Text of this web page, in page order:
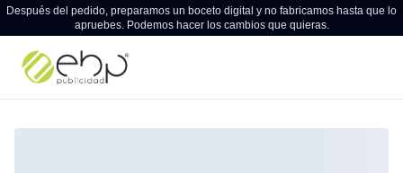
Después del pedido, preparamos un boceto digital y no fabricamos hasta que lo
apruebes. Podemos hacer los cambios que quieras.